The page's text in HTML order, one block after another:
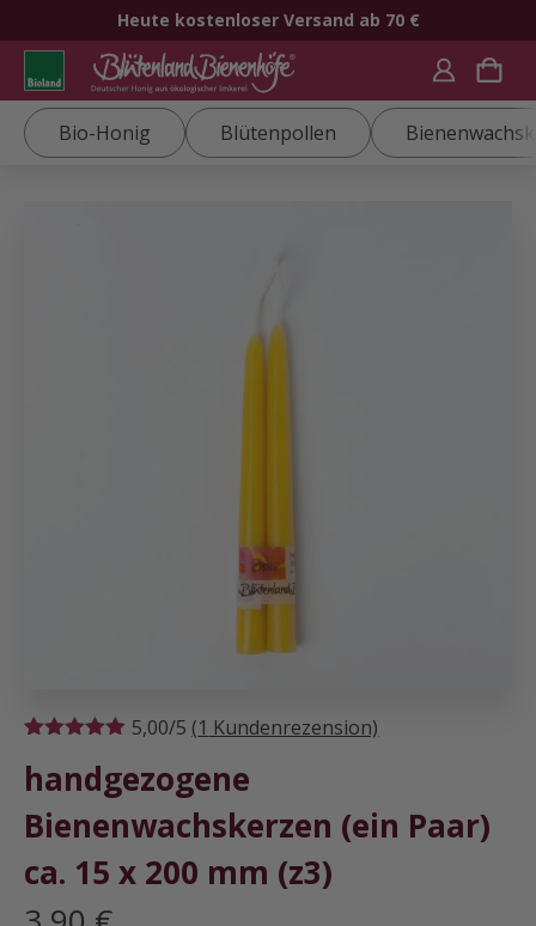
Heute kostenloser Versand ab 70 €
Bio-Honig Blütenpollen
5.00von 5,
basierend
auf
Kundenbewertung
5,00/5 (1 Kundenrezension)
handgezogene
Bienenwachskerzen (ein Paar)
ca. 15 x 200 mm (z3)